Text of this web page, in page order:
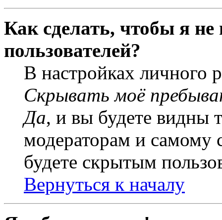
Как сделать, чтобы я
пользователей?
В настройках личного
Скрывать моё
Да, и вы будете видны
модераторам и самому
будете скрытым
Вернуться к началу